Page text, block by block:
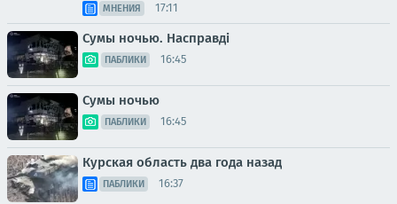
МНЕНИЯ 17:11
Сумы ночью. Насправді
ПАБЛИКИ 16:45
Сумы ночью
ПАБЛИКИ 16:45
Курская область два года назад
ПАБЛИКИ 16:37